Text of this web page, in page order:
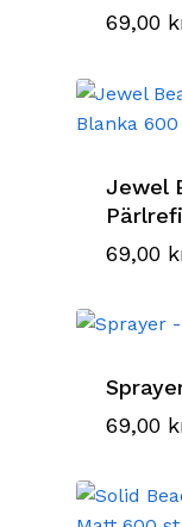
69,00
Jewel
69,00
69,00